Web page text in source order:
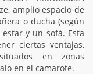
amplio espacio de
o ducha (según
y un sofá. Esta
ciertas ventajas,
en zonas
en el camarote.